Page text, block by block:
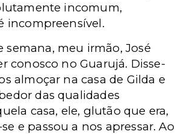
incomum,
incompreensível.
semana, meu irmão, José
conosco no Guarujá. Disse-
almoçar na casa de Gilda e
das qualidades
casa, ele, glutão que era,
e passou a nos apressar. Ao